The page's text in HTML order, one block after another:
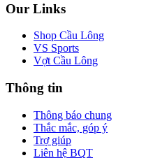
Our Links
Shop Cầu Lông
VS Sports
Vợt Cầu Lông
Thông tin
Thông báo chung
Thắc mắc, góp ý
Trợ giúp
Liên hệ BQT